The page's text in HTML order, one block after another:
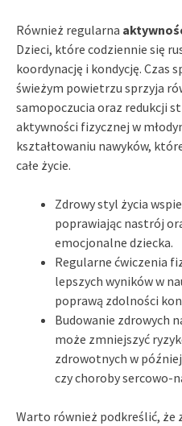
Również regularna
Dzieci, które codziennie się
koordynację i kondycję. Czas
świeżym powietrzu sprzyja
samopoczucia oraz redukcji
aktywności fizycznej w
kształtowaniu nawyków,
całe życie.
Zdrowy styl życia
poprawiając nastrój
emocjonalne dziecka.
Regularne ćwiczenia
lepszych wyników w
poprawą zdolności
Budowanie zdrowych
może zmniejszyć
zdrowotnych w
czy choroby sercowo-
Warto również podkreślić, że